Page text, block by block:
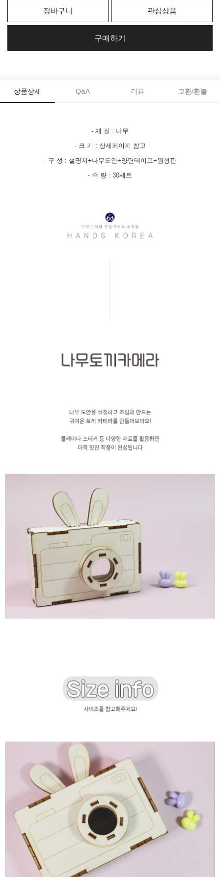
장바구니 관심상품
구매하기
상품상세 Q&A 리뷰 교환/환불
- 재 질 : 나무
- 크 기 : 상세페이지 참고
- 구 성 : 설명지+나무도안+양면테이프+원형판
- 수 량 : 30세트